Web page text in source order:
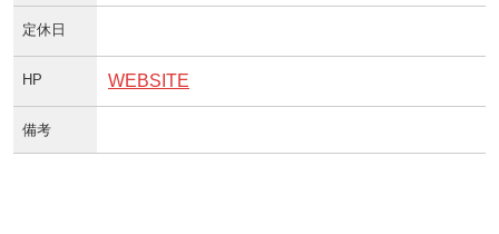
定休日
HP WEBSITE
備考